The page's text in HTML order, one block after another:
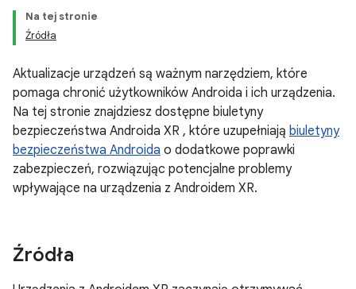
Na tej stronie
Źródła
Aktualizacje urządzeń są ważnym narzędziem, które
pomaga chronić użytkowników Androida i ich urządzenia.
Na tej stronie znajdziesz dostępne biuletyny
bezpieczeństwa Androida XR , które uzupełniają biuletyny
bezpieczeństwa Androida o dodatkowe poprawki
zabezpieczeń, rozwiązując potencjalne problemy
wpływające na urządzenia z Androidem XR.
Źródła